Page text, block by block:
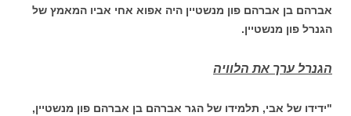
אברהם בן אברהם פון מנשטיין היה אפוא אחי אביו המאמץ של
הגנרל פון מנשטיין.
הגנרל ערך את הלוויה
"ידידו של אבי, תלמידו של הגר אברהם בן אברהם פון מנשטיין,